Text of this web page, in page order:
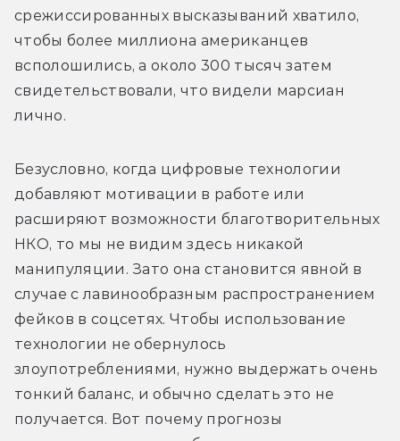
срежиссированных высказываний хватило,
чтобы более миллиона американцев
всполошились, а около 300 тысяч затем
свидетельствовали, что видели марсиан
лично.
Безусловно, когда цифровые технологии
добавляют мотивации в работе или
расширяют возможности благотворительных
НКО, то мы не видим здесь никакой
манипуляции. Зато она становится явной в
случае с лавинообразным распространением
фейков в соцсетях. Чтобы использование
технологии не обернулось
злоупотреблениями, нужно выдержать очень
тонкий баланс, и обычно сделать это не
получается. Вот почему прогнозы